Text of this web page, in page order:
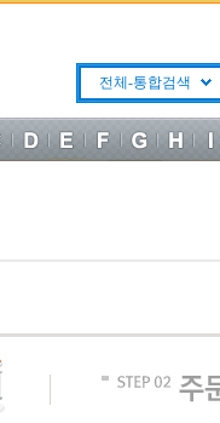
전체-통합검색